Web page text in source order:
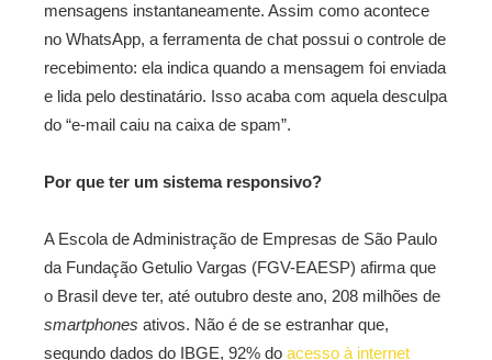
mensagens instantaneamente. Assim como acontece
no WhatsApp, a ferramenta de chat possui o controle de
recebimento: ela indica quando a mensagem foi enviada
e lida pelo destinatário. Isso acaba com aquela desculpa
do “e-mail caiu na caixa de spam”.
Por que ter um sistema responsivo?
A Escola de Administração de Empresas de São Paulo
da Fundação Getulio Vargas (FGV-EAESP) afirma que
o Brasil deve ter, até outubro deste ano, 208 milhões de
smartphones ativos. Não é de se estranhar que,
segundo dados do IBGE, 92% do acesso à internet